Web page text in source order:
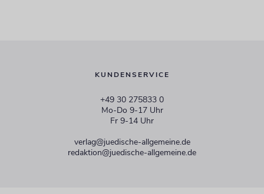
KUNDENSERVICE
+49 30 275833 0
Mo-Do 9-17 Uhr
Fr 9-14 Uhr
verlag@juedische-allgemeine.de
redaktion@juedische-allgemeine.de